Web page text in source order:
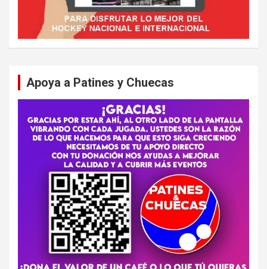
Apoya a Patines y Chuecas